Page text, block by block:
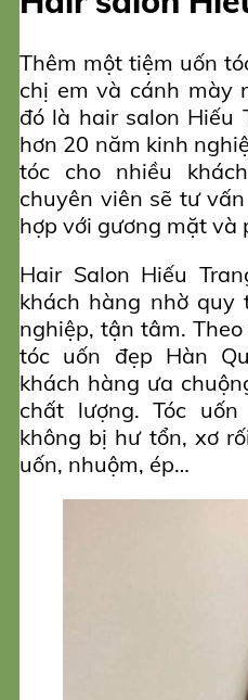
Thêm một tiệm uốn
chị em và cánh mày
đó là hair salon Hiếu
hơn 20 năm kinh
tóc cho nhiều
chuyên viên sẽ tư
hợp với gương mặt và
Hair Salon Hiếu
khách hàng nhờ quy
nghiệp, tận tâm.
tóc uốn đẹp Hàn
khách hàng ưa
chất lượng. Tóc
không bị hư tổn, xơ
uốn, nhuộm, ép…